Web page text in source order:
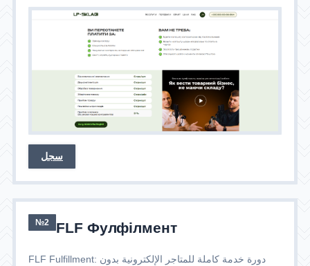
سجل
№2 FLF Фулфілмент
FLF Fulfillment: دورة خدمة كاملة للمتاجر الإلكترونية بدون